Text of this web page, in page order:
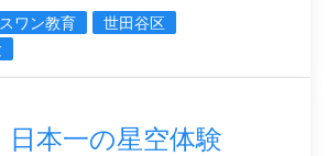
ワン教育
世田谷区
日本一の星空体験